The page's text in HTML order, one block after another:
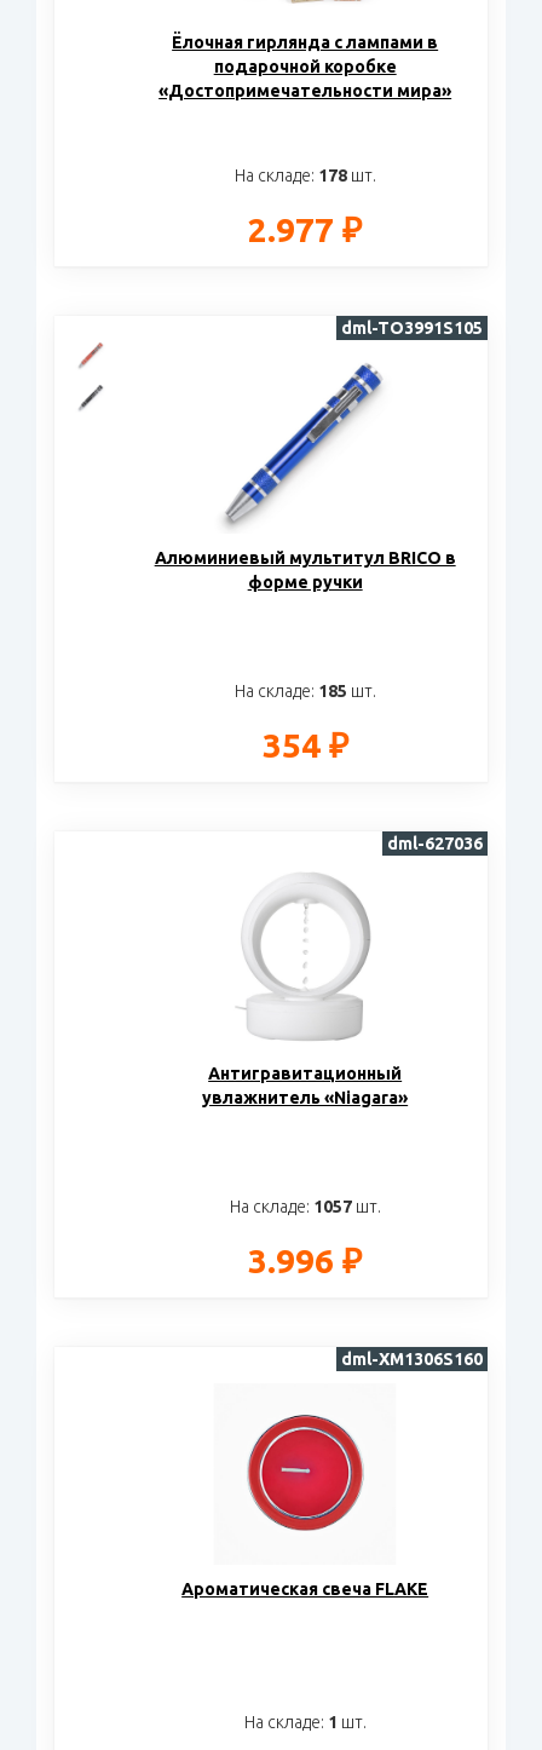
Ёлочная гирлянда с лампами в
подарочной коробке
«Достопримечательности мира»
На складе: 178шт.
2.977 ₽
Алюминиевый мультитул BRICO в
форме ручки
На складе: 185 шт.
354 ₽
dml-TO3991S105
Антигравитационный
увлажнитель «Niagara»
На складе: 1057шт.
3.996 ₽
dml-627036
Ароматическая свеча FLAKE
На складе: 1 шт.
dml-XM1306S160